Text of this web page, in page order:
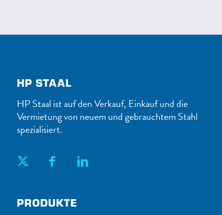
HP STAAL
HP Staal ist auf den Verkauf, Einkauf und die
Vermietung von neuem und gebrauchtem Stahl
spezialisiert.
PRODUKTE